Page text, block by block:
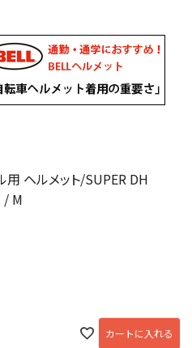
ヘルメット/SUPER DH
/ M
カートに入れる